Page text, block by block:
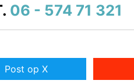
06 - 574 71 321
Post op X